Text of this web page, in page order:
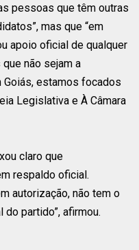
pessoas que têm outras
mas que “em
apoio oficial de qualquer
não sejam a
estamos focados
Legislativa e À Câmara
claro que
respaldo oficial.
autorização, não tem o
partido”, afirmou.